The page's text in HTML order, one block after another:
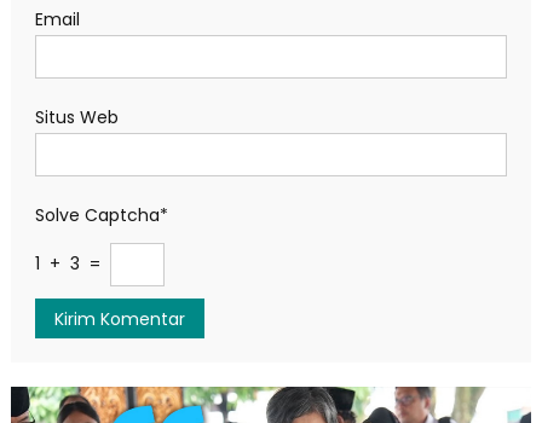
Email
Situs Web
Solve Captcha*
1 + 3 =